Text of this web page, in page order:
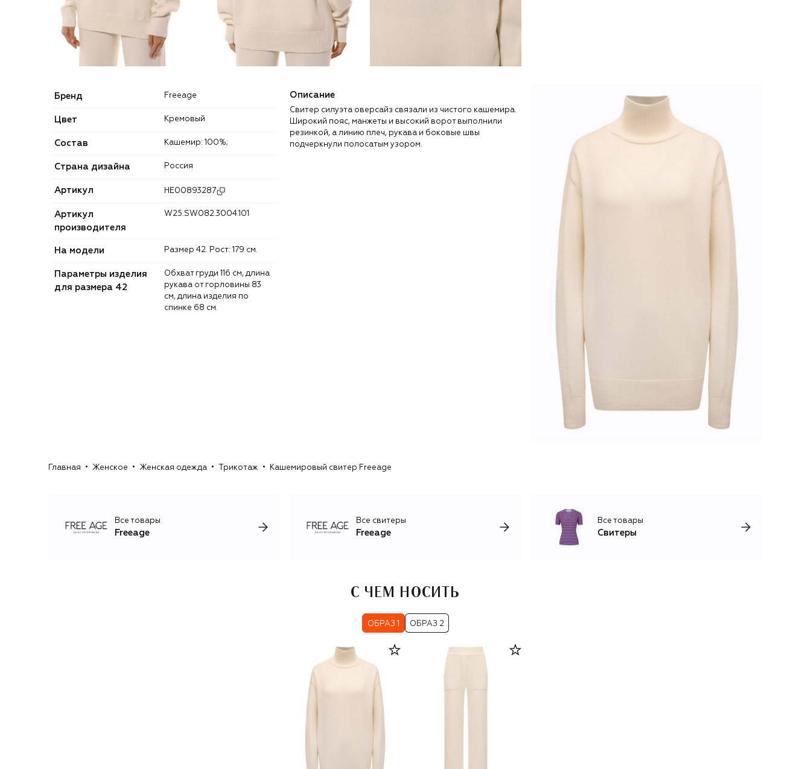
Бренд Freeage
Цвет Кремовый
Состав Кашемир: 100%;
Страна дизайна Россия
Артикул HE00893287
Артикул
производителя
W25.SW082.3004.101
На модели Размер 42. Рост: 179 см.
Параметры изделия
для размера 42
Обхват груди 116 см, длина
рукава от горловины 83
см, длина изделия по
спинке 68 см.
Описание
Свитер силуэта оверсайз связали из чистого кашемира.
Широкий пояс, манжеты и высокий ворот выполнили
резинкой, а линию плеч, рукава и боковые швы
подчеркнули полосатым узором.
Главная Женское Женская одежда Трикотаж Кашемировый свитер Freeage
Все товары
Freeage
Все свитеры
Freeage
Все товары
Свитеры
С ЧЕМ НОСИТЬ
ОБРАЗ 1 ОБРАЗ 2